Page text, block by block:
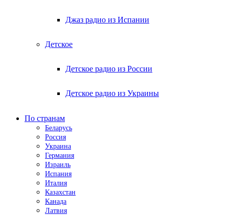
Джаз радио из Испании
Детское
Детское радио из России
Детское радио из Украины
По странам
Беларусь
Россия
Украина
Германия
Израиль
Испания
Италия
Казахстан
Канада
Латвия